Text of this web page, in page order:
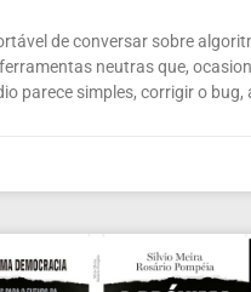
de conversar sobre
neutras que,
parece simples, corrigir o bug,